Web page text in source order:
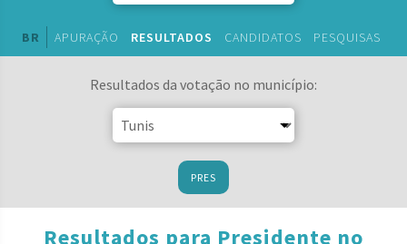
BR APURAÇÃO RESULTADOS CANDIDATOS PESQUISAS
Resultados da votação no município:
PRES
Resultados para Presidente no